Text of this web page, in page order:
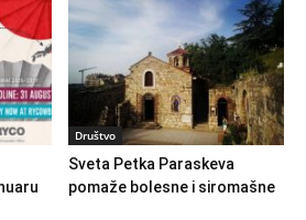
Društvo
Sveta Petka Paraskeva
pomaže bolesne i siromašne